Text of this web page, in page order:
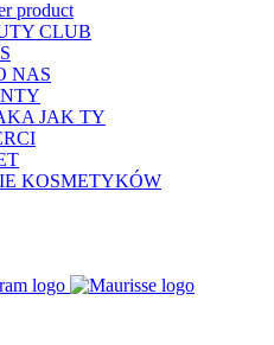
CLUB
NAS
JAK TY
KOSMETYKÓW